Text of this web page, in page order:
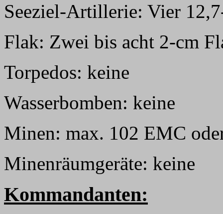
Seeziel-Artillerie: Vier
Flak: Zwei bis acht 2-cm
Torpedos: keine
Wasserbomben: keine
Minen: max. 102 EMC
Minenräumgeräte: keine
Kommandanten: